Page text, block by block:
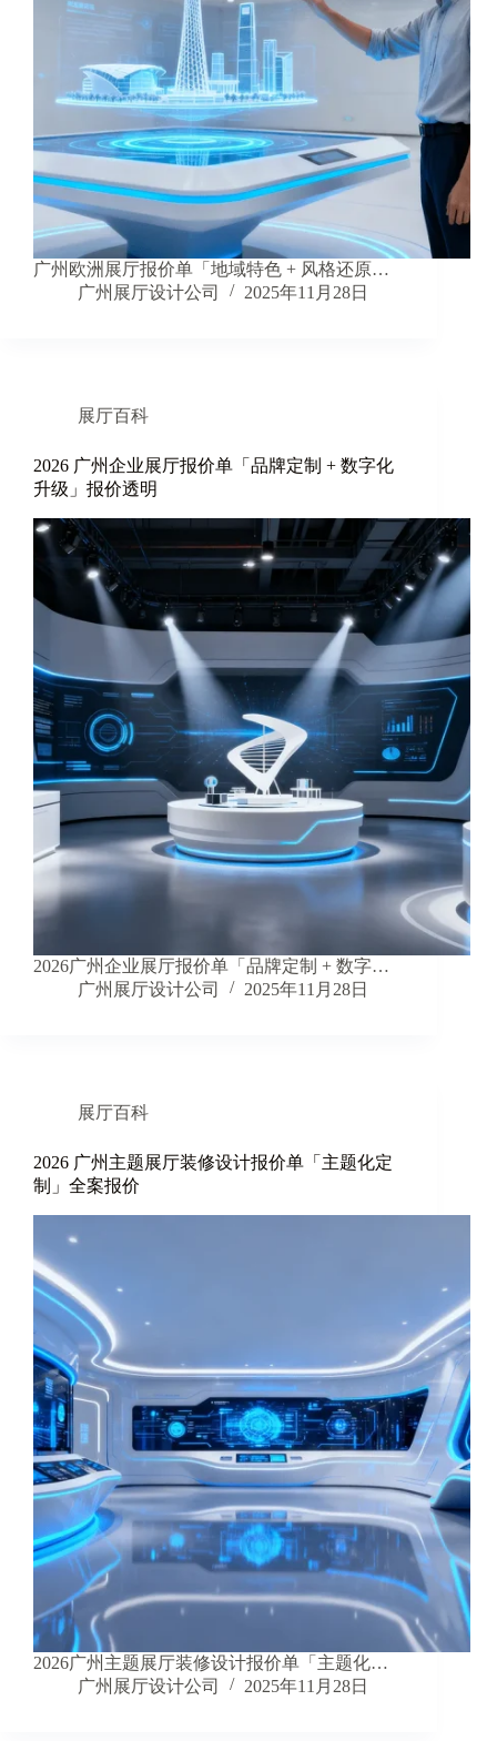
广州欧洲展厅报价单「地域特色 + 风格还原…
广州展厅设计公司
2025年11月28日
展厅百科
2026 广州企业展厅报价单「品牌定制 + 数字化
升级」报价透明
2026广州企业展厅报价单「品牌定制 + 数字…
广州展厅设计公司
2025年11月28日
展厅百科
2026 广州主题展厅装修设计报价单「主题化定
制」全案报价
2026广州主题展厅装修设计报价单「主题化…
广州展厅设计公司
2025年11月28日